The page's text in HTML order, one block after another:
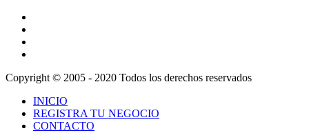
Copyright © 2005 - 2020 Todos los derechos reservados
INICIO
REGISTRA TU NEGOCIO
CONTACTO